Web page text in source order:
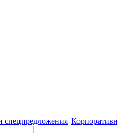
спецпредложения